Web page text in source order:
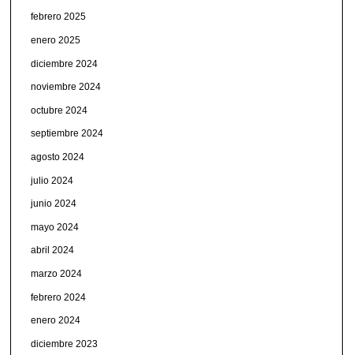
febrero 2025
enero 2025
diciembre 2024
noviembre 2024
octubre 2024
septiembre 2024
agosto 2024
julio 2024
junio 2024
mayo 2024
abril 2024
marzo 2024
febrero 2024
enero 2024
diciembre 2023